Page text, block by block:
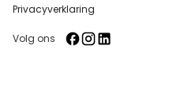
Privacyverklaring
Volg ons